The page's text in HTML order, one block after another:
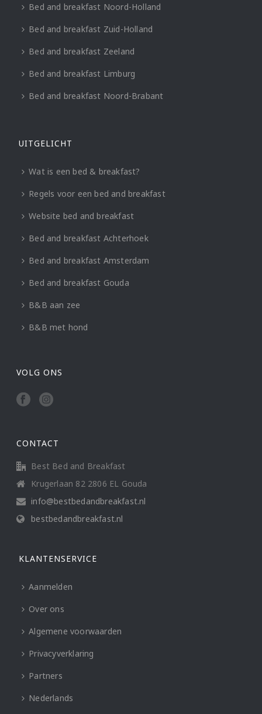
Bed and breakfast Noord-Holland
Bed and breakfast Zuid-Holland
Bed and breakfast Zeeland
Bed and breakfast Limburg
Bed and breakfast Noord-Brabant
UITGELICHT
Wat is een bed & breakfast?
Regels voor een bed and breakfast
Website bed and breakfast
Bed and breakfast Achterhoek
Bed and breakfast Amsterdam
Bed and breakfast Gouda
B&B aan zee
B&B met hond
VOLG ONS
CONTACT
Best Bed and Breakfast
Krugerlaan 82 2806 EL Gouda
info@bestbedandbreakfast.nl
bestbedandbreakfast.nl
KLANTENSERVICE
Aanmelden
Over ons
Algemene voorwaarden
Privacyverklaring
Partners
Nederlands